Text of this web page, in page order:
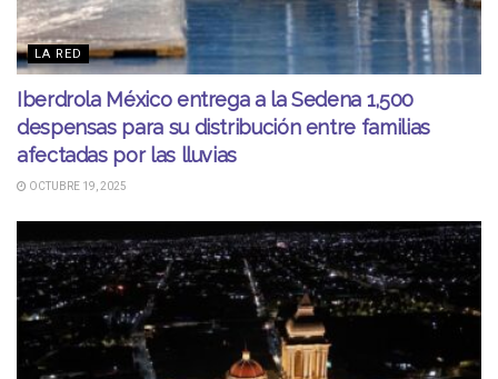
LA RED
Iberdrola México entrega a la Sedena 1,500
despensas para su distribución entre familias
afectadas por las lluvias
OCTUBRE 19, 2025